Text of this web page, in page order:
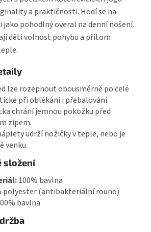
a praktičnosti. Hodí se na
pohodlný overal na denní nošení.
děti volnost pohybu a přitom
lze rozepnout obousměrně po celé
při oblékání i přebalování.
chrání jemnou pokožku před
zipem.
udrží nožičky v teple, nebo je
venku.
složení
100% bavlna
polyester (antibakteriální rouno)
bavlna